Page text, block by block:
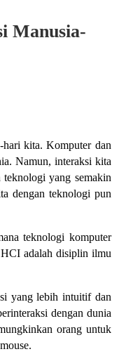
Manusia-
hari kita. Komputer dan
Namun, interaksi kita
teknologi yang semakin
dengan teknologi pun
teknologi komputer
adalah disiplin ilmu
yang lebih intuitif dan
dengan dunia
orang untuk